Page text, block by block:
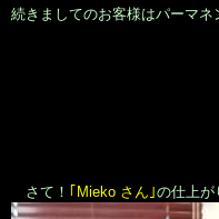
続きましてのお客様はパーマ
さて！ ｢Mieko さん｣の仕上が